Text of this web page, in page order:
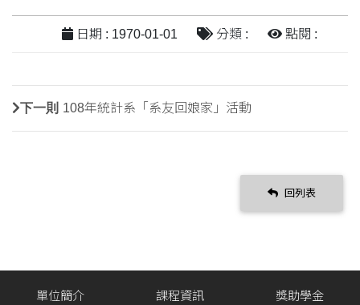
日期 : 1970-01-01 分類 : 點閱 :
下一則 108年統計系「系友回娘家」活動
回列表
單位簡介 課程資訊 獎助學金